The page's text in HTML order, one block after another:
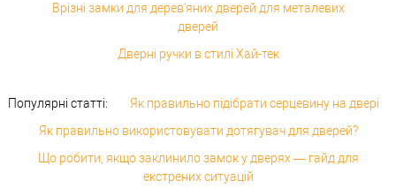
Врізні замки для дерев'яних дверей для металевих
дверей
Дверні ручки в стилі Хай-тек
Популярні статті:
Як правильно підібрати серцевину на двері
Як правильно використовувати дотягувач для дверей?
Що робити, якщо заклинило замок у дверях — гайд для
екстрених ситуацій